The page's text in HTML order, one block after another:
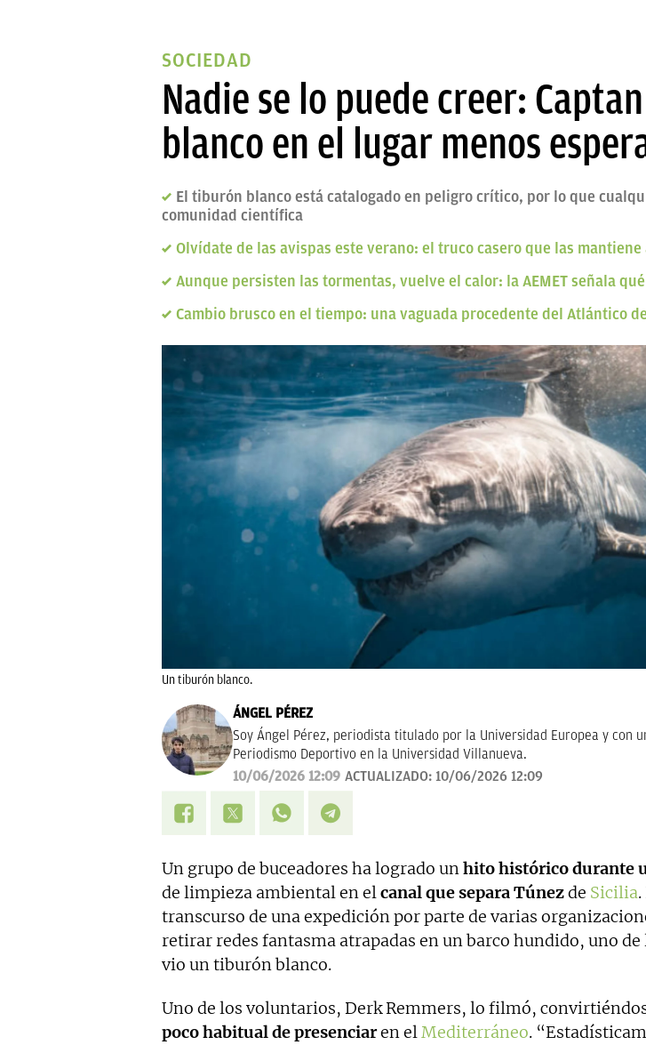
SOCIEDAD
Nadie se lo puede creer:
blanco en el lugar menos
El tiburón blanco está catalogado en peligro crítico, por lo que
comunidad científica
Olvídate de las avispas este verano: el truco casero que las
Aunque persisten las tormentas, vuelve el calor: la AEMET señala
Cambio brusco en el tiempo: una vaguada procedente del Atlántico
Un tiburón blanco.
ÁNGEL PÉREZ
Soy Ángel Pérez, periodista titulado por la Universidad Europea y con
Periodismo Deportivo en la Universidad Villanueva.
10/06/2026 12:09 ACTUALIZADO: 10/06/2026 12:09
Un grupo de buceadores ha logrado unhito histórico durante
de limpieza ambiental en elcanal que separa Túnezde Sicilia
transcurso de una expedición por parte de varias
retirar redes fantasma atrapadas en un barco hundido, uno de
vio un tiburón blanco.
Uno de los voluntarios, Derk Remmers, lo filmó,
poco habitual de presenciaren elMediterráneo.